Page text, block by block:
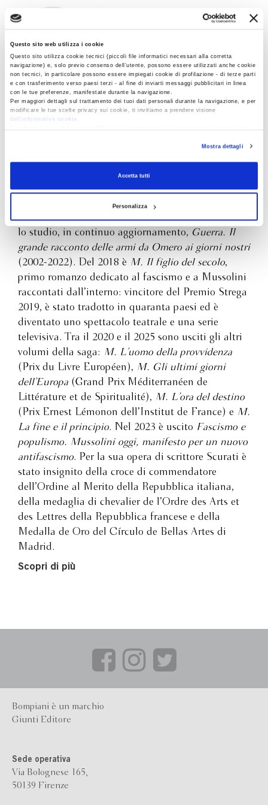
Questo sito web utilizza i cookie
Questo sito utilizza cookie tecnici (piccoli file informatici necessari alla corretta
navigazione) e, solo previo consenso dell’utente, possono essere utilizzati anche cookie
non tecnici, in particolare possono essere impiegati cookie di profilazione - di terze parti
e con trasferimento verso paesi terzi - al fine di inviarti messaggi pubblicitari in linea
con le tue preferenze, manifestate durante la navigazione.
Per maggiori dettagli sul trattamento dei tuoi dati personali durante la navigazione, e per
modificare le tue scelte privacy sui cookie, ti invitiamo a prendere visione
dell’
informativa cookie
RevocaMostra dettagli
Accetta tutti
Personalizza
consegnandoci un testo fondamentale per affrontare l’epoca
inquieta che stiamo attraversando.
Antonio Scurati
È docente all’università IULM e editorialista di
Repubblica, ha vinto i principali premi letterari
Il rumore sordo della
Il sopravvissuto
Campiello),La seconda mezzanotte(2011),Il
tempo migliore della nostra vita
Viareggio-Rèpaci e Premio Selezione Campiello) e
lo studio, in continuo aggiornamento, Guerra. Il
grande racconto delle armi da Omero ai giorni nostri
(2002-2022). Del 2018 è M. Il figlio del secolo,
primo romanzo dedicato al fascismo e a Mussolini
raccontati dall’interno: vincitore del Premio Strega
2019, è stato tradotto in quaranta paesi ed è
diventato uno spettacolo teatrale e una serie
televisiva. Tra il 2020 e il 2025 sono usciti gli altri
volumi della saga: M. L’uomo della provvidenza
(Prix du Livre Européen), M. Gli ultimi giorni
dell’Europa (Grand Prix Méditerranéen de
Littérature et de Spiritualité), M. L’ora del destino
(Prix Ernest Lémonon dell’Institut de France) e M.
La fine e il principio. Nel 2023 è uscito Fascismo e
populismo. Mussolini oggi, manifesto per un nuovo
antifascismo. Per la sua opera di scrittore Scurati è
stato insignito della croce di commendatore
dell’Ordine al Merito della Repubblica italiana,
della medaglia di chevalier de l’Ordre des Arts et
des Lettres della Repubblica francese e della
Medalla de Oro del Círculo de Bellas Artes di
Madrid.
Scopri di più
Bompiani è un marchio
Giunti Editore
Sede operativa
Via Bolognese 165,
50139 Firenze